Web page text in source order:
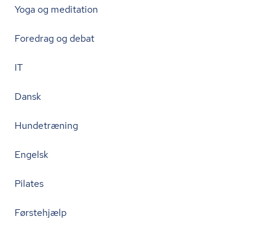
Yoga og meditation
Foredrag og debat
IT
Dansk
Hundetræning
Engelsk
Pilates
Førstehjælp